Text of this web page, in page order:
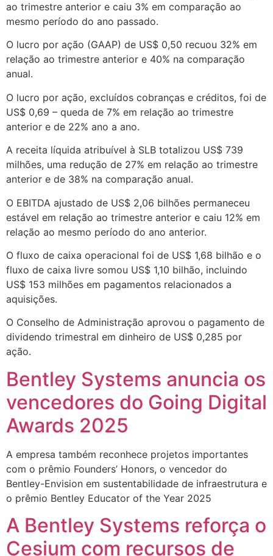
ao trimestre anterior e caiu 3% em comparação ao
mesmo período do ano passado.
O lucro por ação (GAAP) de US$ 0,50 recuou 32% em
relação ao trimestre anterior e 40% na comparação
anual.
O lucro por ação, excluídos cobranças e créditos, foi de
US$ 0,69 – queda de 7% em relação ao trimestre
anterior e de 22% ano a ano.
A receita líquida atribuível à SLB totalizou US$ 739
milhões, uma redução de 27% em relação ao trimestre
anterior e de 38% na comparação anual.
O EBITDA ajustado de US$ 2,06 bilhões permaneceu
estável em relação ao trimestre anterior e caiu 12% em
relação ao mesmo período do ano anterior.
O fluxo de caixa operacional foi de US$ 1,68 bilhão e o
fluxo de caixa livre somou US$ 1,10 bilhão, incluindo
US$ 153 milhões em pagamentos relacionados a
aquisições.
O Conselho de Administração aprovou o pagamento de
dividendo trimestral em dinheiro de US$ 0,285 por
ação.
Bentley Systems anuncia os
vencedores do Going Digital
Awards 2025
A empresa também reconhece projetos importantes
com o prêmio Founders’ Honors, o vencedor do
Bentley-Envision em sustentabilidade de infraestrutura e
o prêmio Bentley Educator of the Year 2025
A Bentley Systems reforça o
Cesium com recursos de